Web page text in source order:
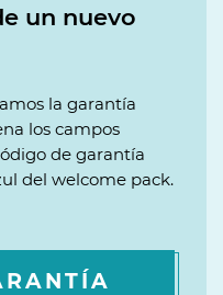
un nuevo
la garantía
los campos
de garantía
del welcome pack.